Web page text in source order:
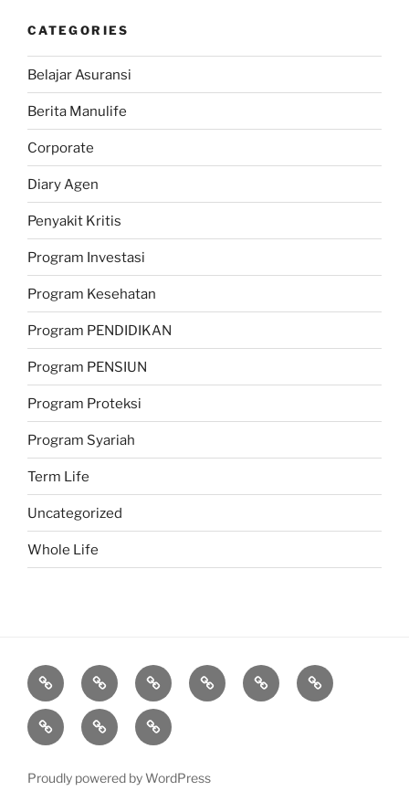
CATEGORIES
Belajar Asuransi
Berita Manulife
Corporate
Diary Agen
Penyakit Kritis
Program Investasi
Program Kesehatan
Program PENDIDIKAN
Program PENSIUN
Program Proteksi
Program Syariah
Term Life
Uncategorized
Whole Life
ProteksiInvestasiProgram
Syariah
CorporateBelajar
Asuransi
Berita
Manulife
Diary
Agen
Q
&
About
Proudly powered by WordPress